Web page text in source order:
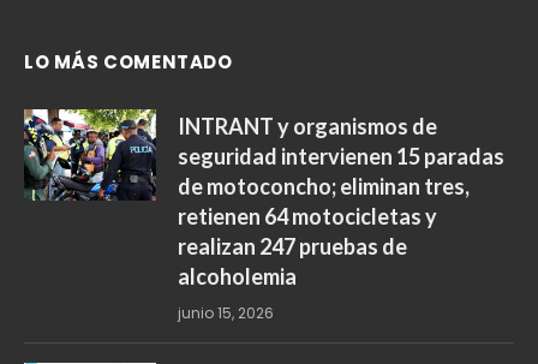
LO MÁS COMENTADO
INTRANT y organismos de
seguridad intervienen 15 paradas
de motoconcho; eliminan tres,
retienen 64 motocicletas y
realizan 247 pruebas de
alcoholemia
junio 15, 2026